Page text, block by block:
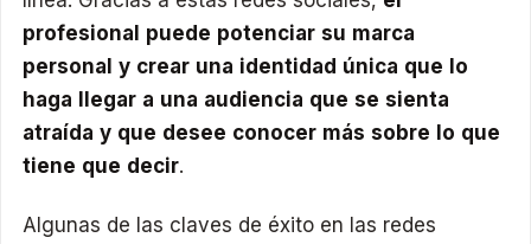
profesional puede potenciar su marca
personal y crear una identidad única que lo
haga llegar a una audiencia que se sienta
atraída y que desee conocer más sobre lo que
tiene que decir.
Algunas de las claves de éxito en las redes